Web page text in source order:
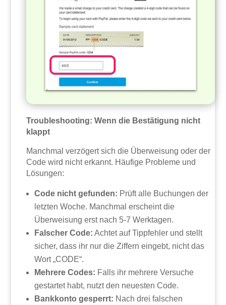
Troubleshooting: Wenn die Bestätigung nicht
klappt
Manchmal verzögert sich die Überweisung oder der
Code wird nicht erkannt. Häufige Probleme und
Lösungen:
Code nicht gefunden: Prüft alle Buchungen der
letzten Woche. Manchmal erscheint die
Überweisung erst nach 5-7 Werktagen.
Falscher Code: Achtet auf Tippfehler und stellt
sicher, dass ihr nur die Ziffern eingebt, nicht das
Wort „CODE“.
Mehrere Codes: Falls ihr mehrere Versuche
gestartet habt, nutzt den neuesten Code.
Bankkonto gesperrt: Nach drei falschen